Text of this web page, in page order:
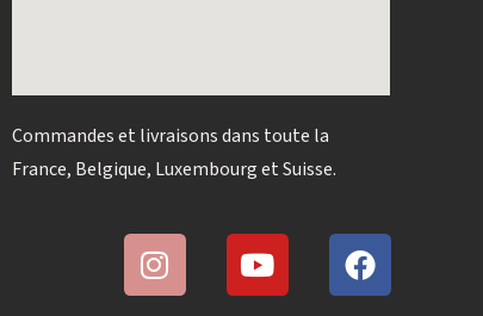
Commandes et livraisons dans toute la
France, Belgique, Luxembourg et Suisse.